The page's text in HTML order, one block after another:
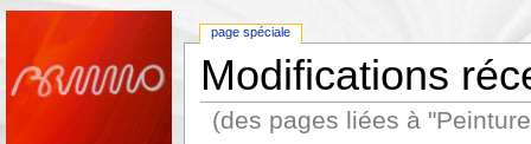
Modifications
(des pages liées à
page spéciale